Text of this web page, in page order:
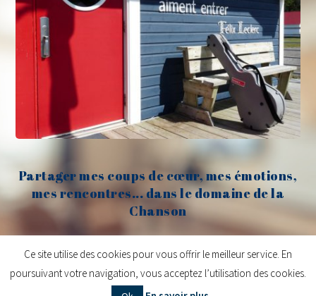
Partager mes coups de cœur, mes émotions,
mes rencontres... dans le domaine de la
Chanson
Claude Fèvre
Claude Fèvre | Chanter c'est lancer des balles
Ce site utilise des cookies pour vous offrir le meilleur service. En
poursuivant votre navigation, vous acceptez l’utilisation des cookies.